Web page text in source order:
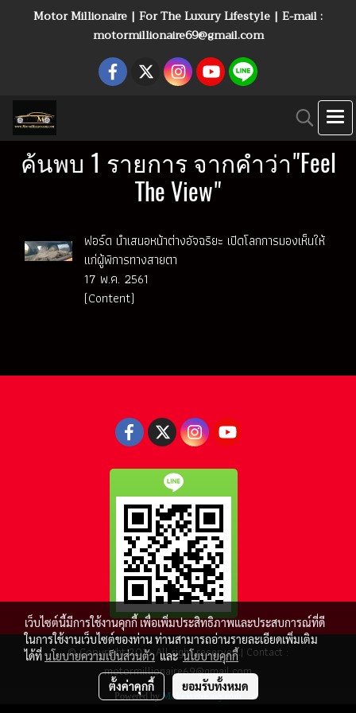
Motor Millionaire | For The Luxury Lifestyle | E-mail :
motormillionaire69@gmail.com
ค้นพบ 1 รายการ จากคำว่า"Feel
The View"
ฟอร์ด นำเสนอหน้าต่างอัจฉริยะ เปิดโลกการมองเห็นให้
แก่ผู้พิการทางสายตา
17 พ.ค. 2561
(Content)
© Copyright 2016 All right reserved.| Contact :
motormillionaire69@gmail.com
Powered by MakeWebEasy.com
เว็บไซต์นี้มีการใช้งานคุกกี้ เพื่อเพิ่มประสิทธิภาพและประสบการณ์ที่ดี
ในการใช้งานเว็บไซต์ของท่าน ท่านสามารถอ่านรายละเอียดเพิ่มเติม
ได้ที่นโยบายความเป็นส่วนตัวและนโยบายคุกกี้
ตั้งค่าคุกกี้ ยอมรับทั้งหมด